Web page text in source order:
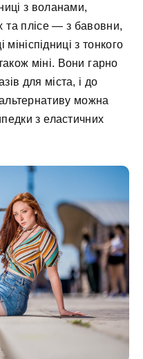
з воланами,
та плісе — з бавовни,
з тонкого
міні. Вони гарно
для міста, і до
можна
з еластичних